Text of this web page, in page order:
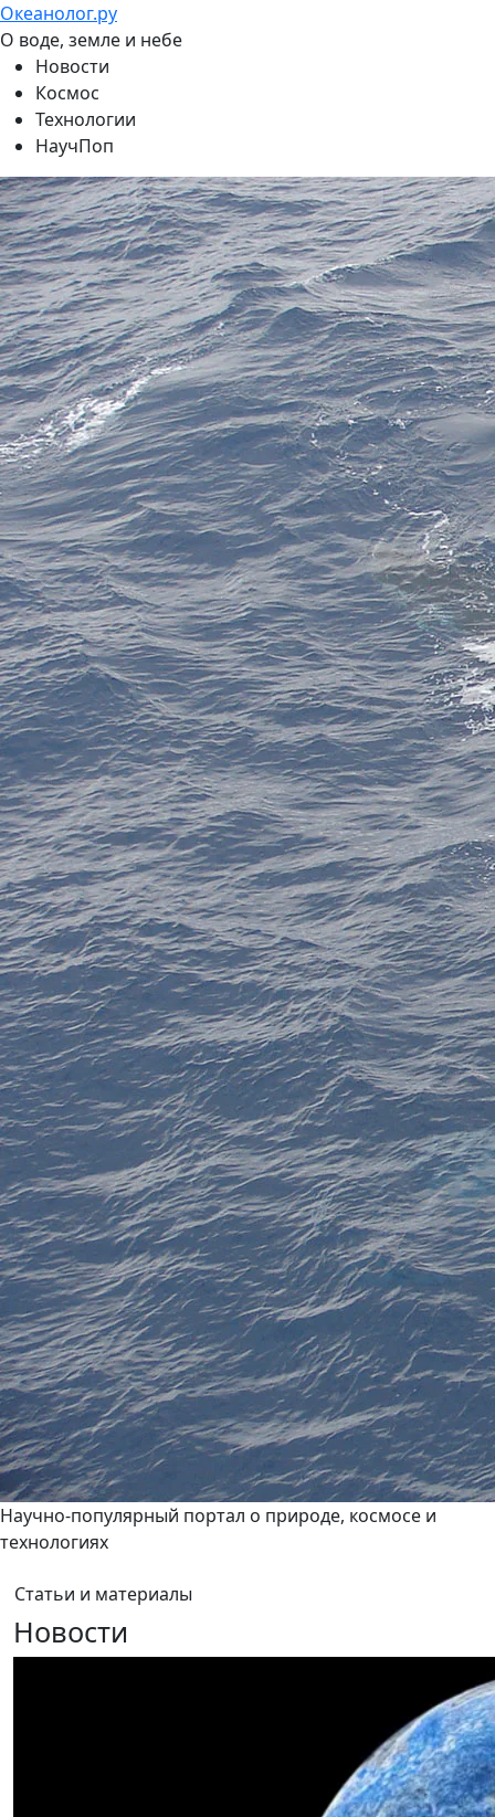
Океанолог.ру
О воде, земле и небе
Новости
Космос
Технологии
НаучПоп
Научно-популярный портал о природе, космосе и
технологиях
Статьи и материалы
Новости